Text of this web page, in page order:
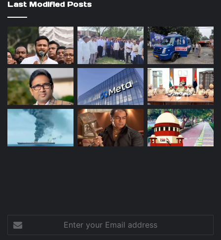
Last Modified Posts
your